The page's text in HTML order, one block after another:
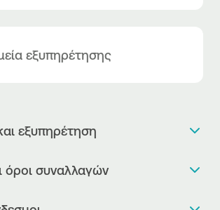
εξυπηρέτησης
εξυπηρέτηση
όροι συναλλαγών